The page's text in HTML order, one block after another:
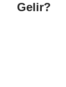
Gelir?